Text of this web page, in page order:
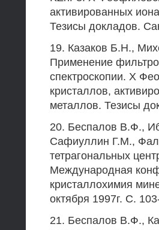
активированных
Тезисы докладов.
19. Казаков Б.Н.,
Применение
спектроскопии. X
кристаллов,
металлов. Тезисы
20. Беспалов В.Ф.,
Сафиуллин Г.М.,
тетрагональных
Международная
кристаллохимия
октября 1997г. С.
21. Беспалов В.Ф.,